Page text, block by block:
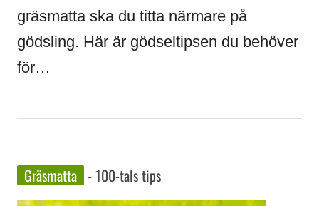
gräsmatta ska du titta närmare på
gödsling. Här är gödseltipsen du behöver
för…
Gräsmatta - 100-tals tips